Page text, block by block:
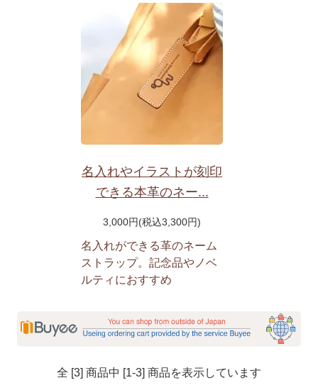
名入れやイラストが刻印
できる本革のネー...
3,000円(税込3,300円)
名入れができる革のネーム
ストラップ。記念品やノベ
ルティにおすすめ
全 [3] 商品中 [1-3] 商品を表示しています